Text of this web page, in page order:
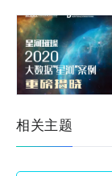
相关主题